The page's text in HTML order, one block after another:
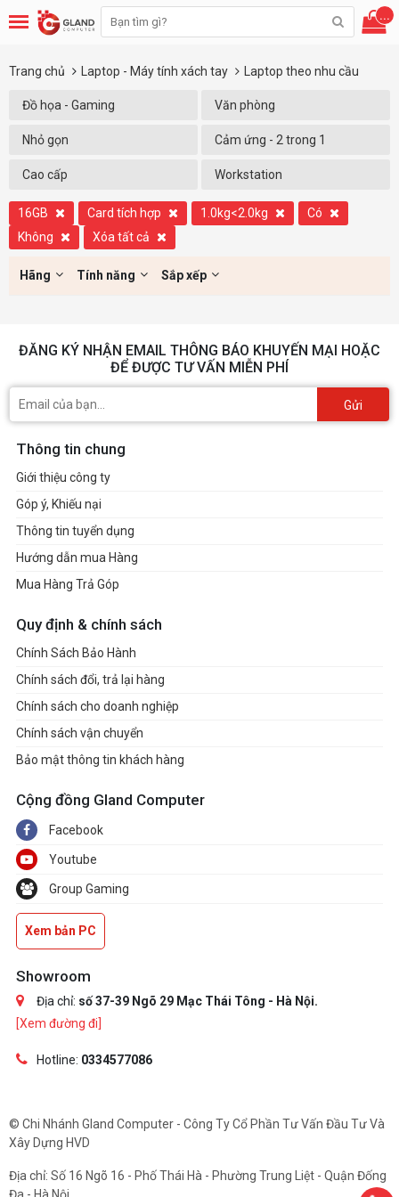
...
Trang chủ Laptop - Máy tính xách tay Laptop theo nhu cầu
Đồ họa - Gaming Văn phòng
Nhỏ gọn Cảm ứng - 2 trong 1
Cao cấp Workstation
16GB Card tích hợp 1.0kg<2.0kg
Có
Không
Xóa tất cả
Hãng Tính năng Sắp xếp
ĐĂNG KÝ NHẬN EMAIL THÔNG BÁO KHUYẾN MẠI HOẶC
ĐỂ ĐƯỢC TƯ VẤN MIỄN PHÍ
Gửi
Thông tin chung
Giới thiệu công ty
Góp ý, Khiếu nại
Thông tin tuyển dụng
Hướng dẫn mua Hàng
Mua Hàng Trả Góp
Quy định & chính sách
Chính Sách Bảo Hành
Chính sách đổi, trả lại hàng
Chính sách cho doanh nghiệp
Chính sách vận chuyển
Bảo mật thông tin khách hàng
Cộng đồng Gland Computer
Facebook
Youtube
Group Gaming
Xem bản PC
Showroom
Địa chỉ: số 37-39 Ngõ 29 Mạc Thái Tông - Hà Nội.
[Xem đường đi]
Hotline: 0334577086
© Chi Nhánh Gland Computer - Công Ty Cổ Phần Tư Vấn Đầu Tư Và
Xây Dựng HVD
Địa chỉ: Số 16 Ngõ 16 - Phố Thái Hà - Phường Trung Liệt - Quận Đống